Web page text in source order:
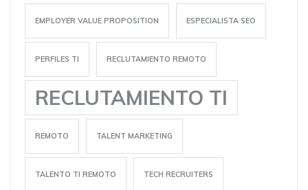
EMPLOYER VALUE PROPOSITION ESPECIALISTA SEO
PERFILES TI RECLUTAMIENTO REMOTO
RECLUTAMIENTO TI
REMOTO TALENT MARKETING
TALENTO TI REMOTO TECH RECRUITERS